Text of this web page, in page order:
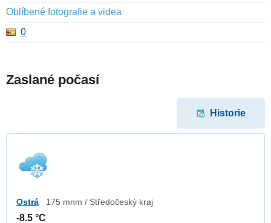
Oblíbené fotografie a videa
0
Zaslané počasí
Historie
Ostrá 175 mnm / Středočeský kraj
-8.5 °C